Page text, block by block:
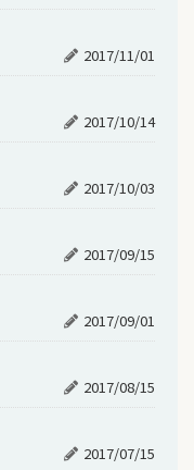
2017/11/01
2017/10/14
2017/10/03
2017/09/15
2017/09/01
2017/08/15
2017/07/15